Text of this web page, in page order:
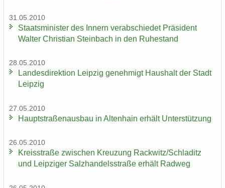
31.05.2010
Staats­mi­nis­ter des In­nern ver­ab­schie­det Prä­si­dent
Wal­ter Chris­ti­an Stein­bach in den Ru­he­stand
28.05.2010
Lan­des­di­rek­ti­on Leip­zig ge­neh­migt Haus­halt der Stadt
Leip­zig
27.05.2010
Haupt­stra­ßen­aus­bau in Al­ten­hain er­hält Un­ter­stüt­zung
26.05.2010
Kreis­stra­ße zwi­schen Kreu­zung Rack­witz/Schla­ditz
und Leip­zi­ger Salz­han­dels­stra­ße er­hält Rad­weg